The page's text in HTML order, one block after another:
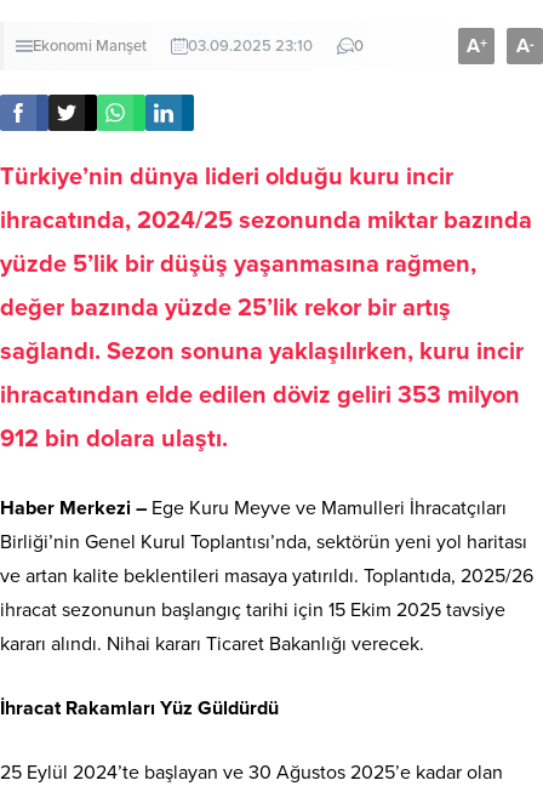
Ekonomi Manşet 03.09.2025 23:10 0 A+ A-
Türkiye’nin dünya lideri olduğu kuru incir
ihracatında, 2024/25 sezonunda miktar bazında
yüzde 5’lik bir düşüş yaşanmasına rağmen,
değer bazında yüzde 25’lik rekor bir artış
sağlandı. Sezon sonuna yaklaşılırken, kuru incir
ihracatından elde edilen döviz geliri 353 milyon
912 bin dolara ulaştı.
Haber Merkezi – Ege Kuru Meyve ve Mamulleri İhracatçıları
Birliği’nin Genel Kurul Toplantısı’nda, sektörün yeni yol haritası
ve artan kalite beklentileri masaya yatırıldı. Toplantıda, 2025/26
ihracat sezonunun başlangıç tarihi için 15 Ekim 2025 tavsiye
kararı alındı. Nihai kararı Ticaret Bakanlığı verecek.
İhracat Rakamları Yüz Güldürdü
25 Eylül 2024’te başlayan ve 30 Ağustos 2025’e kadar olan